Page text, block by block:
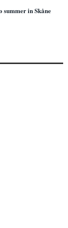
summer in Skåne